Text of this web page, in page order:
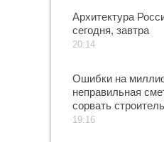
Архитектура
сегодня, завтра
20:14
Ошибки на
неправильная
сорвать
19:16